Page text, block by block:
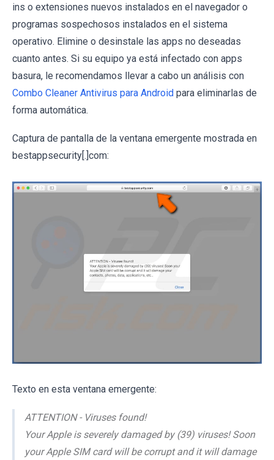
ins o extensiones nuevos instalados en el navegador o
programas sospechosos instalados en el sistema
operativo. Elimine o desinstale las apps no deseadas
cuanto antes. Si su equipo ya está infectado con apps
basura, le recomendamos llevar a cabo un análisis con
Combo Cleaner Antivirus para Android para eliminarlas de
forma automática.
Captura de pantalla de la ventana emergente mostrada en
bestappsecurity[.]com:
Texto en esta ventana emergente:
ATTENTION - Viruses found!
Your Apple is severely damaged by (39) viruses! Soon
your Apple SIM card will be corrupt and it will damage